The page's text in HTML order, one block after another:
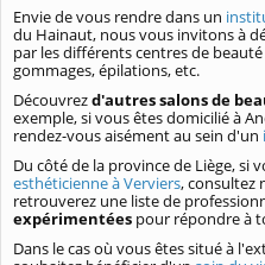
Envie de vous rendre dans un
du Hainaut, nous vous invitons à
par les différents centres de
gommages, épilations, etc.
Découvrezd'autres salons de
exemple, si vous êtes domicilié à
rendez-vous aisément au sein d'un
Du côté de la province de Liège, si
esthéticienne à Verviers, consultez
retrouverez une liste de
expérimentées pour répondre à
Dans le cas où vous êtes situé à